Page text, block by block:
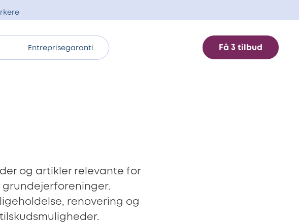
Entreprisegaranti Få 3 tilbud
og artikler relevante for
renovering og